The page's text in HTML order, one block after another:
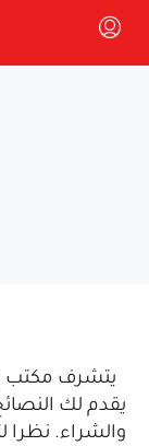
يتشرف مكتب
يقدم لك
والشراء. نظرا